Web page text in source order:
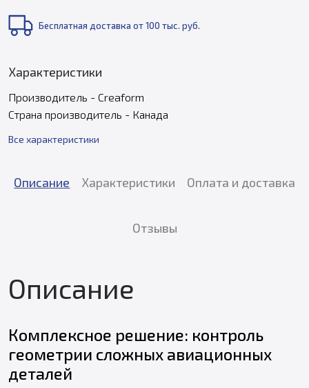
Бесплатная доставка от 100 тыс. руб.
Характеристики
Производитель - Creaform
Страна производитель - Канада
Все характеристики
Описание Характеристики Оплата и доставка
Отзывы
Описание
Комплексное решение: контроль
геометрии сложных авиационных
деталей